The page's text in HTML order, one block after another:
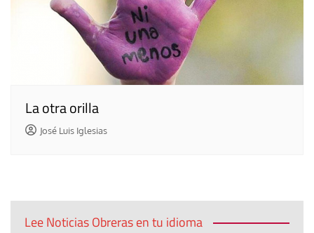
La otra orilla
José Luis Iglesias
Lee Noticias Obreras en tu idioma